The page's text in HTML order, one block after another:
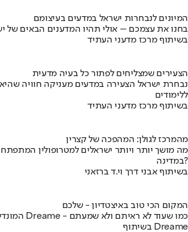
המיונים לנבחרות ישראל במדעים בעיצומם
בחנו את עצמכם – אולי תהיו המדענים הבאים של
בשיתוף מרכז מדעני העתיד
הצעירים שמצליחים לפתור כל בעיה מדעית
נבחרת ישראל הצעירה במדעים מעניקה חוויה
ללימודים
בשיתוף מרכז מדעני העתיד
מהמרכז לגולן: המהפכה של קצרין
מה מושך יותר ויותר ישראלים למטרופולין
במדינה?
בשיתוף אבני דרך וי.ד ברזאני
המקום הכי טוב באיצטדיון - שלכם
המונדיאל עם מסכי Dreame - כמו שעוד לא ראיתם ולא שמעתם
בשיתוף Dreame